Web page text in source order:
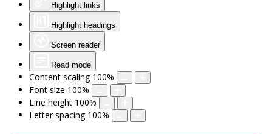
Highlight links
Highlight headings
Screen reader
Read mode
Content scaling 100%
Font size 100%
Line height 100%
Letter spacing 100%